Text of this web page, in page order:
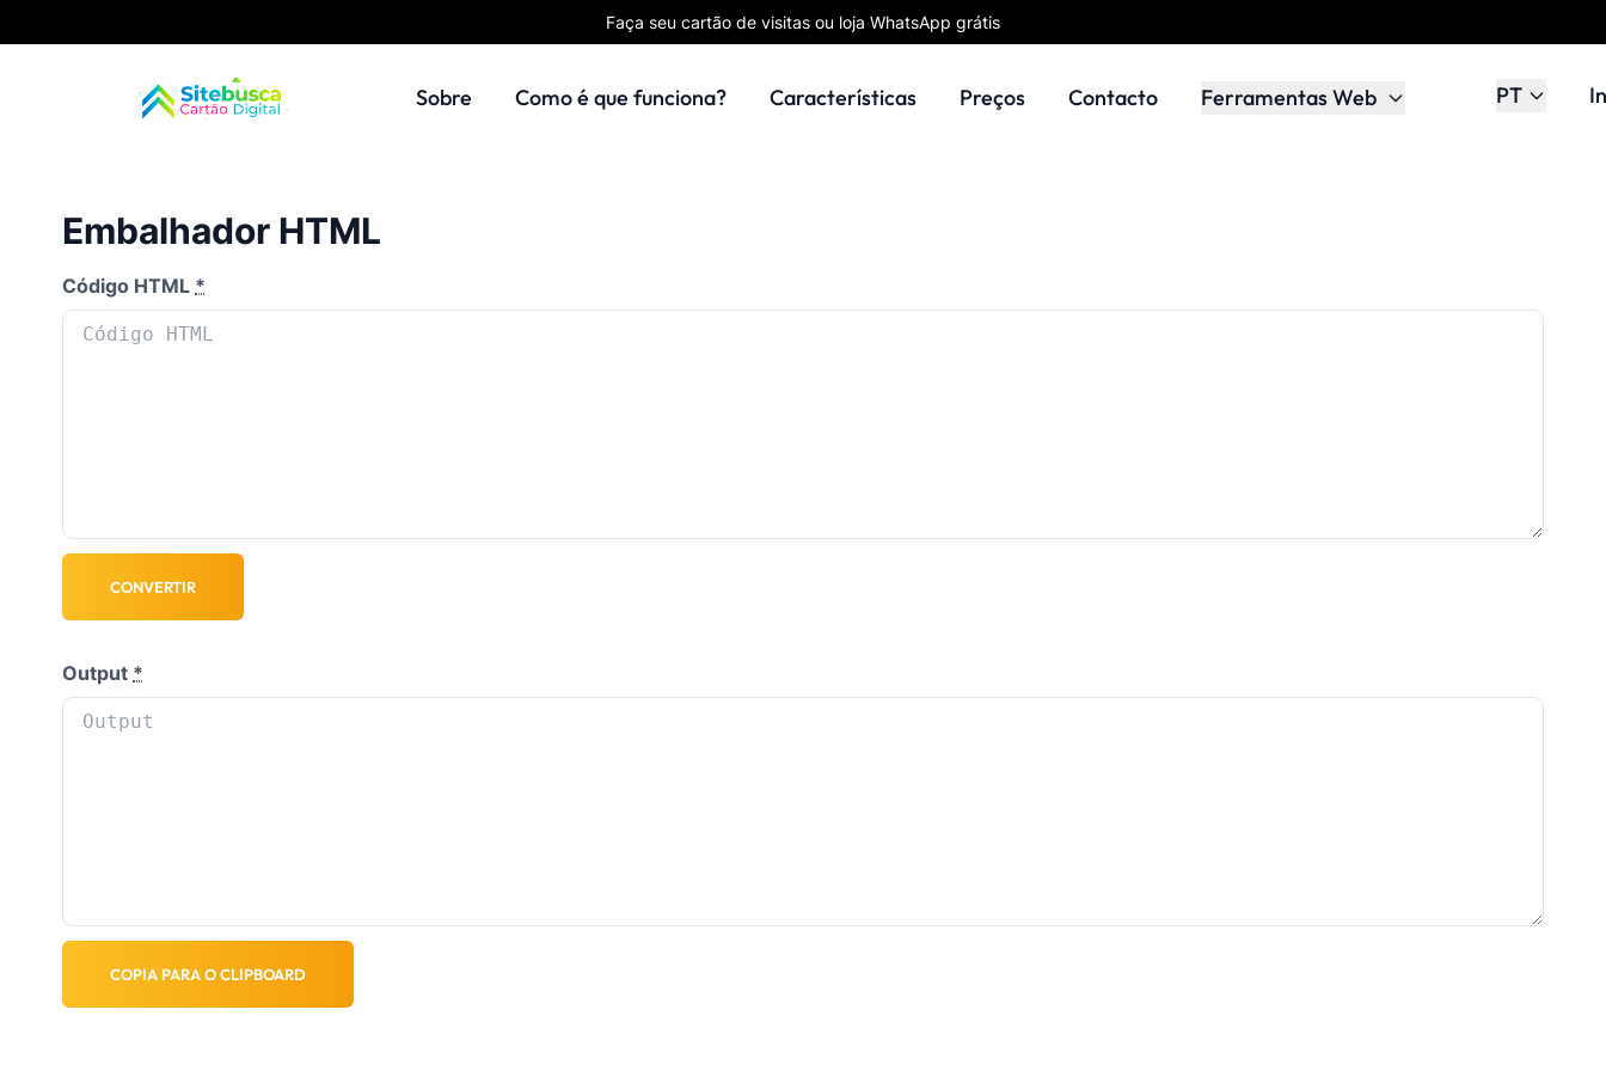
Faça seu cartão de visitas ou loja WhatsApp grátis
Sobre Como é que funciona? Características Preços Contacto Ferramentas Web PT
Embalhador HTML
Código HTML *
CONVERTIR
Output *
COPIA PARA O CLIPBOARD